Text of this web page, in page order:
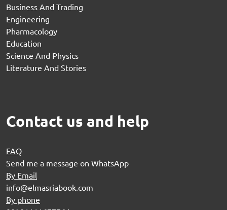
Business And Trading
Engineering
Pharmacology
Education
Science And Physics
Literature And Stories
Contact us and help
FAQ
Send me a message on WhatsApp
By Email
info@elmasriabook.com
By phone